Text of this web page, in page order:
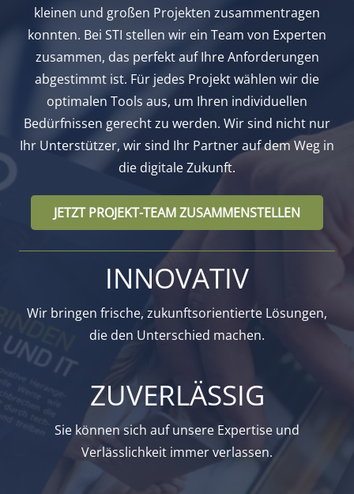
kleinen und großen Projekten zusammentragen
konnten. Bei STI stellen wir ein Team von Experten
zusammen, das perfekt auf Ihre Anforderungen
abgestimmt ist. Für jedes Projekt wählen wir die
optimalen Tools aus, um Ihren individuellen
Bedürfnissen gerecht zu werden. Wir sind nicht nur
Ihr Unterstützer, wir sind Ihr Partner auf dem Weg in
die digitale Zukunft.
JETZT PROJEKT-TEAM ZUSAMMENSTELLEN
INNOVATIV
Wir bringen frische, zukunftsorientierte Lösungen,
die den Unterschied machen.
ZUVERLÄSSIG
Sie können sich auf unsere Expertise und
Verlässlichkeit immer verlassen.